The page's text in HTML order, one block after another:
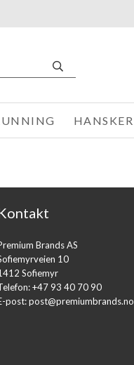
HANSKER
Brands AS
10
Sofiemyr
+47 93 40 70 90
post:post@premiumbrands.no